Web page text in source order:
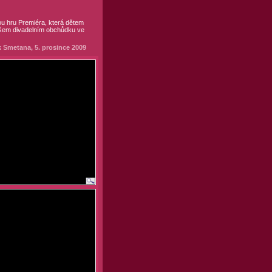
hru Premiéra, která dětem
divadelním obchůdku ve
Smetana, 5. prosince 2009